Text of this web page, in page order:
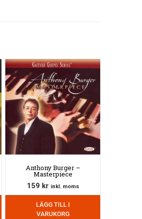
Anthony Burger –
Masterpiece
159 kr inkl. moms
LÄGG TILL I
VARUKORG